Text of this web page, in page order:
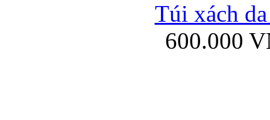
Ốp lưng silicon
Túi xách
600.000